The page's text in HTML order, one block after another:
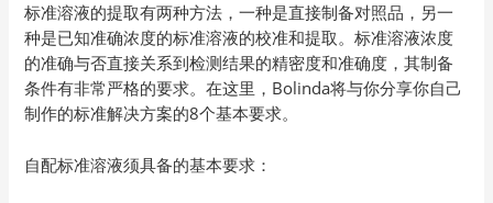
标准溶液的提取有两种方法，一种是直接制备对照品，另一
种是已知准确浓度的标准溶液的校准和提取。标准溶液浓度
的准确与否直接关系到检测结果的精密度和准确度，其制备
条件有非常严格的要求。在这里，Bolinda将与你分享你自己
制作的标准解决方案的8个基本要求。
自配标准溶液须具备的基本要求：